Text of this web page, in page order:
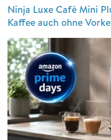
Ninja Luxe Café Mini
Kaffee auch ohne